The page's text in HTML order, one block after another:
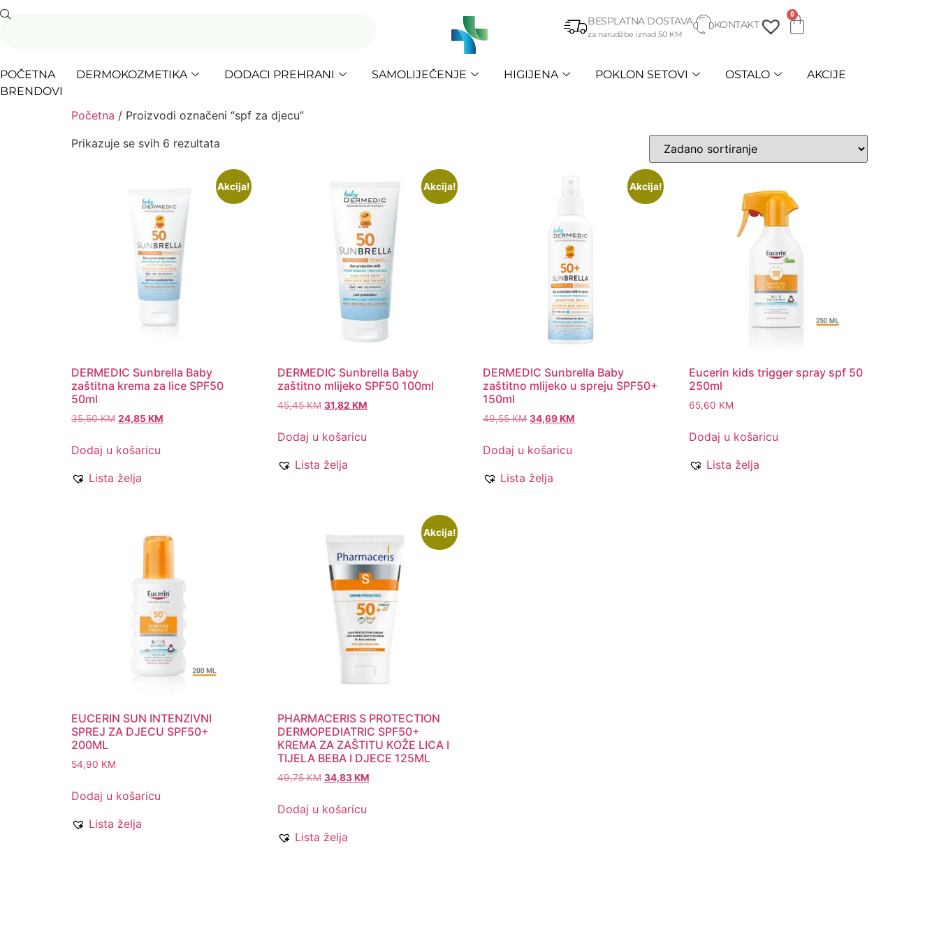
BESPLATNA DOSTAVA
za narudžbe iznad 50 KM
KONTAKT
0
POČETNA DERMOKOZMETIKA DODACI PREHRANI SAMOLIJEČENJE HIGIJENA POKLON SETOVI OSTALO
AKCIJE
BRENDOVI
Početna / Proizvodi označeni “spf za djecu”
Prikazuje se svih 6 rezultata
Akcija!
DERMEDIC Sunbrella Baby
zaštitna krema za lice SPF50
50ml
35,50KM 24,85KM
Dodaj u košaricu
Lista želja
Akcija!
DERMEDIC Sunbrella Baby
zaštitno mlijeko SPF50 100ml
45,45KM 31,82 KM
Dodaj u košaricu
Lista želja
Akcija!
DERMEDIC Sunbrella Baby
zaštitno mlijeko u spreju SPF50+
150ml
49,55KM 34,69KM
Dodaj u košaricu
Lista želja
Eucerin kids trigger spray spf 50
250ml
65,60 KM
Dodaj u košaricu
Lista želja
EUCERIN SUN INTENZIVNI
SPREJ ZA DJECU SPF50+
200ML
54,90 KM
Dodaj u košaricu
Lista želja
Akcija!
PHARMACERIS S PROTECTION
DERMOPEDIATRIC SPF50+
KREMA ZA ZAŠTITU KOŽE LICA I
TIJELA BEBA I DJECE 125ML
49,75KM 34,83KM
Dodaj u košaricu
Lista želja